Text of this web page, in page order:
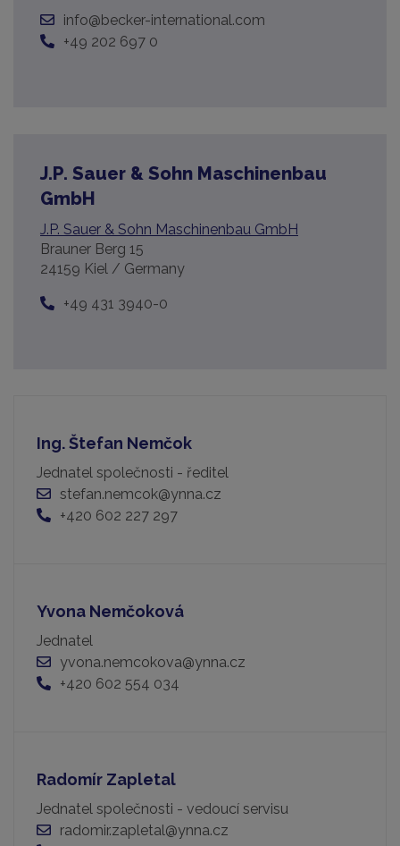
info@becker-international.com
+49 202 697 0
J.P. Sauer & Sohn Maschinenbau
GmbH
J.P. Sauer & Sohn Maschinenbau GmbH
Brauner Berg 15
24159 Kiel / Germany
+49 431 3940-0
Ing. Štefan Nemčok
Jednatel společnosti - ředitel
stefan.nemcok@ynna.cz
+420 602 227 297
Yvona Nemčoková
Jednatel
yvona.nemcokova@ynna.cz
+420 602 554 034
Radomír Zapletal
Jednatel společnosti - vedoucí servisu
radomir.zapletal@ynna.cz